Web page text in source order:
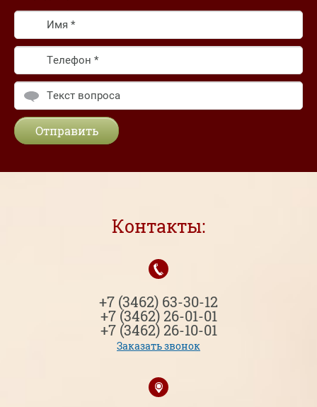
Отправить
Контакты:
+7 (3462) 63-30-12
+7 (3462) 26-01-01
+7 (3462) 26-10-01
Заказать звонок